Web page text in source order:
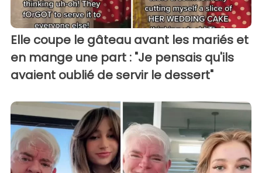
Elle coupe le gâteau avant les mariés et
en mange une part : "Je pensais qu'ils
avaient oublié de servir le dessert"